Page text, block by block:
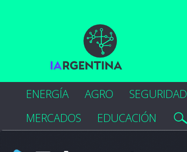
ENERGÍA AGRO SEGURIDAD
MERCADOS
EDUCACIÓN